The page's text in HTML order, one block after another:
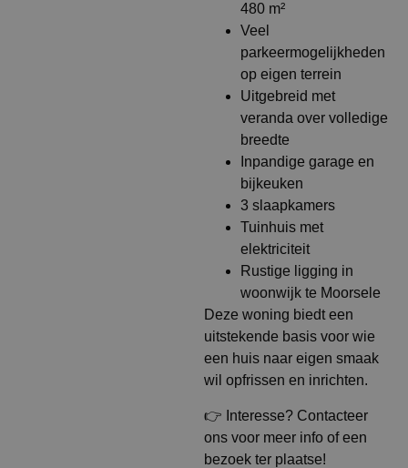
480 m²
Veel
parkeermogelijkheden
op eigen terrein
Uitgebreid met
veranda over volledige
breedte
Inpandige garage en
bijkeuken
3 slaapkamers
Tuinhuis met
elektriciteit
Rustige ligging in
woonwijk te Moorsele
Deze woning biedt een
uitstekende basis voor wie
een huis naar eigen smaak
wil opfrissen en inrichten.
👉 Interesse? Contacteer
ons voor meer info of een
bezoek ter plaatse!